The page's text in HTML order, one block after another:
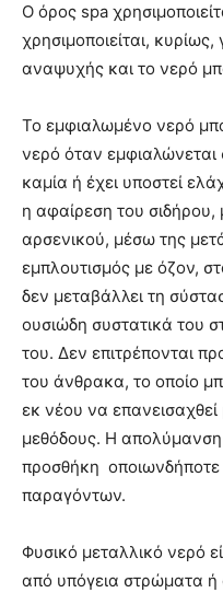
Ο όρος spa
χρησιμοποιείται,
αναψυχής και το νερό
Το εμφιαλωμένο νερό
νερό όταν εμφιαλώνεται
καμία ή έχει υποστεί
η αφαίρεση του σιδήρου,
αρσενικού, μέσω της
εμπλουτισμός με όζον,
δεν μεταβάλλει τη
ουσιώδη συστατικά του
του. Δεν επιτρέπονται
του άνθρακα, το οποίο
εκ νέου να
μεθόδους. Η απολύμανση
προσθήκη οποιωνδήποτε
παραγόντων.
Φυσικό μεταλλικό νερό
από υπόγεια στρώματα ή